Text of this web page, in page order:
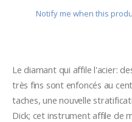
Notify me when this
Le diamant qui affile l'acier:
très fins sont enfoncés au
taches, une nouvelle
Dick; cet instrument affile de